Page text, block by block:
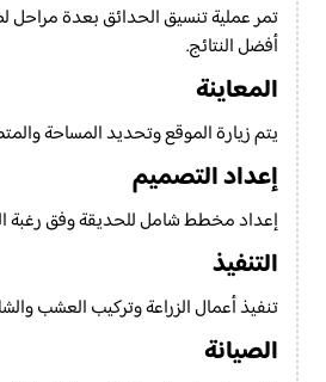
تمر عملية تنسيق الحدائق بعدة
أفضل النتائج.
المعاينة
يتم زيارة الموقع وتحديد المساحة
إعداد التصميم
إعداد مخطط شامل للحديقة وفق رغبة
التنفيذ
تنفيذ أعمال الزراعة وتركيب العشب
الصيانة